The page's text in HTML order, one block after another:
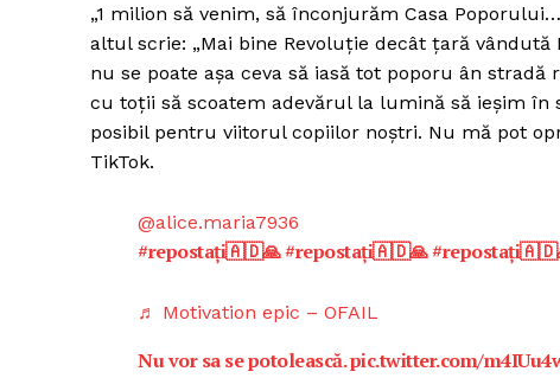
„1 milion să venim, să înconjurăm Casa
altul scrie: „Mai bine Revoluție decât țară
nu se poate așa ceva să iasă tot poporu ân
cu toții să scoatem adevărul la lumină să ieșim în
posibil pentru viitorul copiilor noștri. Nu mă pot
TikTok.
@alice.maria7936
#repostaţi🇦🇩🙏#repostaţi🇦🇩🙏
♬ Motivation epic – OFAIL
Nu vor sa se potolească.pic.twitter.com/